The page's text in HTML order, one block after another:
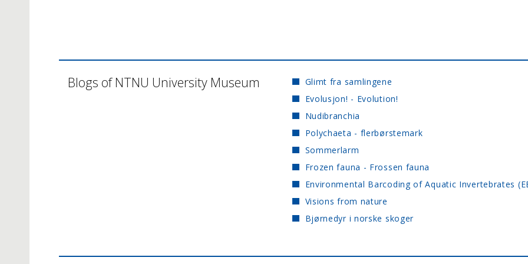
Blogs of NTNU University Museum
Glimt fra samlingene
Evolusjon! - Evolution!
Nudibranchia
Polychaeta - flerbørstemark
Sommerlarm
Frozen fauna - Frossen fauna
Environmental Barcoding of Aquatic Invertebrates
Visions from nature
Bjørnedyr i norske skoger